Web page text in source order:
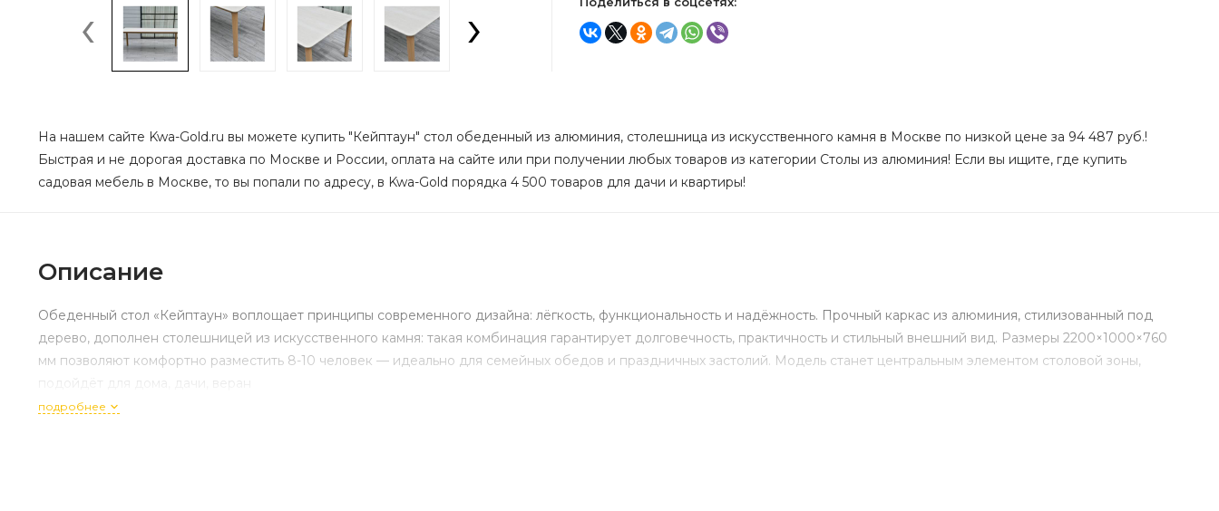
‹ ›
На нашем сайте Kwa-Gold.ru вы можете купить "Кейптаун" стол обеденный из алюминия, столешница из искусственного камня в Москве по низкой цене за 94 487 руб.!
Быстрая и не дорогая доставка по Москве и России, оплата на сайте или при получении любых товаров из категории Столы из алюминия! Если вы ищите, где купить
садовая мебель в Москве, то вы попали по адресу, в Kwa-Gold порядка 4 500 товаров для дачи и квартиры!
Описание
Обеденный стол «Кейптаун» воплощает принципы современного дизайна: лёгкость, функциональность и надёжность. Прочный каркас из алюминия, стилизованный под
дерево, дополнен столешницей из искусственного камня: такая комбинация гарантирует долговечность, практичность и стильный внешний вид. Размеры 2200×1000×760
мм позволяют комфортно разместить 8-10 человек — идеально для семейных обедов и праздничных застолий. Модель станет центральным элементом столовой зоны,
подойдёт для дома, дачи, веран
подробнее